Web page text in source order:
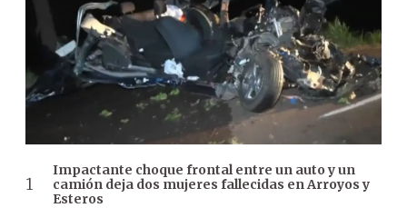
Impactante choque frontal entre un auto y un
camión deja dos mujeres fallecidas en Arroyos y
Esteros